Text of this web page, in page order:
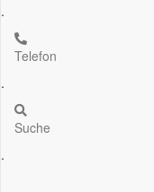
.
Telefon
.
Suche
.